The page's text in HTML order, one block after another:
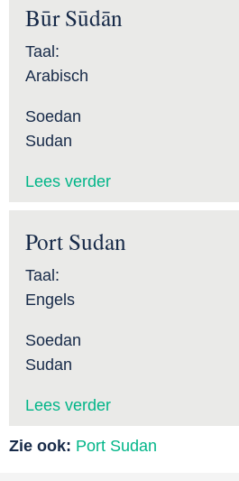
Būr Sūdān
Taal:
Arabisch
Soedan
Sudan
Lees verder
Port Sudan
Taal:
Engels
Soedan
Sudan
Lees verder
Zie ook: Port Sudan